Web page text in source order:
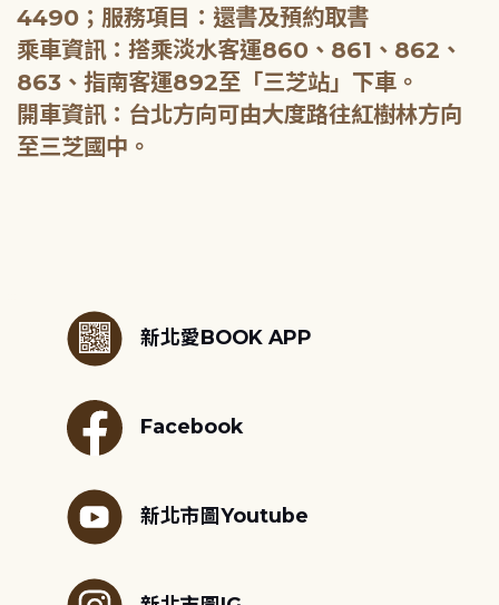
4490；服務項目：還書及預約取書
乘車資訊：搭乘淡水客運860、861、862、
863、指南客運892至「三芝站」下車。
開車資訊：台北方向可由大度路往紅樹林方向
至三芝國中。
新北愛BOOK APP
Facebook
新北市圖Youtube